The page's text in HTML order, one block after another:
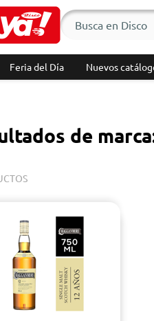
Feria del Día Nuevos
de